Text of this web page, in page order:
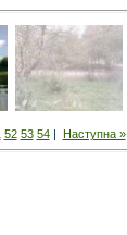
52 53 54| Наступна »